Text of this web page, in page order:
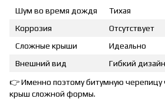
Шум во время дождя Тихая
Коррозия
Отсутствует
Сложные крыши
Идеально
Внешний вид
Гибкий дизайн
👉 Именно поэтому битумную черепицу
крыш сложной формы.